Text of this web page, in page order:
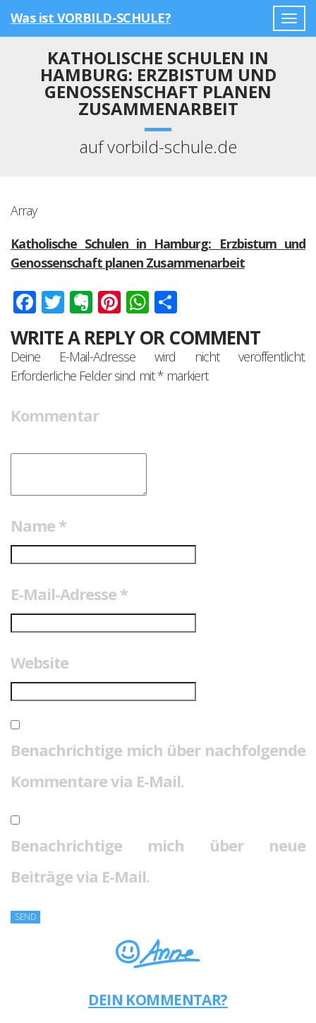
Was ist VORBILD-SCHULE?
KATHOLISCHE SCHULEN IN
HAMBURG: ERZBISTUM UND
GENOSSENSCHAFT PLANEN
ZUSAMMENARBEIT
auf vorbild-schule.de
Array
Katholische Schulen in Hamburg: Erzbistum und
Genossenschaft planen Zusammenarbeit
Facebook
Twitter
Evernote
Pinterest
WhatsApp
WRITE A REPLY OR COMMENT
Deine E-Mail-Adresse wird nicht veröffentlicht.
Erforderliche Felder sind mit*markiert
Kommentar
Name *
E-Mail-Adresse *
Website
Benachrichtige mich über nachfolgende
Kommentare via E-Mail.
Benachrichtige mich über neue
Beiträge via E-Mail.
DEIN KOMMENTAR?